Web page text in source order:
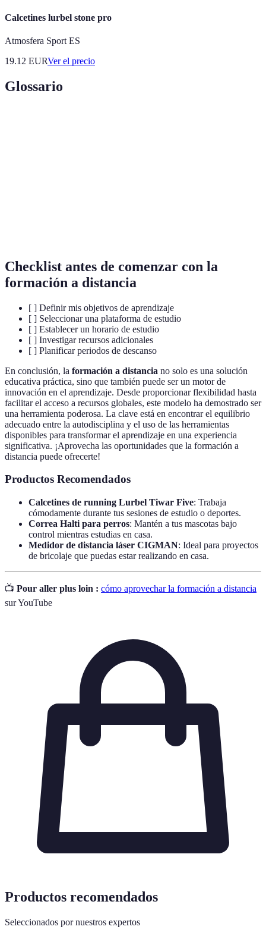
Calcetines lurbel stone pro
Atmosfera Sport ES
19.12 EURVer el precio
Glossario
Checklist antes de comenzar con la
formación a distancia
[ ] Definir mis objetivos de aprendizaje
[ ] Seleccionar una plataforma de estudio
[ ] Establecer un horario de estudio
[ ] Investigar recursos adicionales
[ ] Planificar periodos de descanso
En conclusión, la formación a distancia no solo es una solución
educativa práctica, sino que también puede ser un motor de
innovación en el aprendizaje. Desde proporcionar flexibilidad hasta
facilitar el acceso a recursos globales, este modelo ha demostrado ser
una herramienta poderosa. La clave está en encontrar el equilibrio
adecuado entre la autodisciplina y el uso de las herramientas
disponibles para transformar el aprendizaje en una experiencia
significativa. ¡Aprovecha las oportunidades que la formación a
distancia puede ofrecerte!
Productos Recomendados
Calcetines de running Lurbel Tiwar Five: Trabaja
cómodamente durante tus sesiones de estudio o deportes.
Correa Halti para perros: Mantén a tus mascotas bajo
control mientras estudias en casa.
Medidor de distancia láser CIGMAN: Ideal para proyectos
de bricolaje que puedas estar realizando en casa.
📺 Pour aller plus loin : cómo aprovechar la formación a distancia
sur YouTube
Productos recomendados
Seleccionados por nuestros expertos